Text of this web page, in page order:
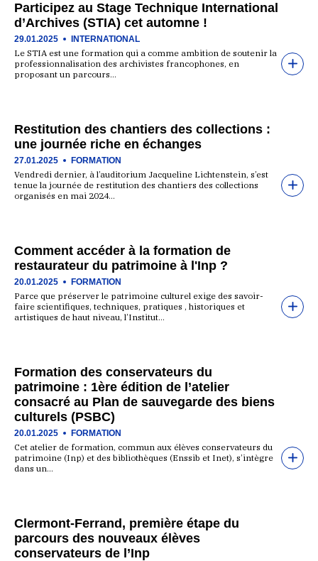
Participez au Stage Technique International
d’Archives (STIA) cet automne !
29.01.2025 INTERNATIONAL
Le STIA est une formation qui a comme ambition de soutenir la
professionnalisation des archivistes francophones, en
proposant un parcours…
Restitution des chantiers des collections :
une journée riche en échanges
27.01.2025 FORMATION
Vendredi dernier, à l’auditorium Jacqueline Lichtenstein, s’est
tenue la journée de restitution des chantiers des collections
organisés en mai 2024…
Comment accéder à la formation de
restaurateur du patrimoine à l'Inp ?
20.01.2025 FORMATION
Parce que préserver le patrimoine culturel exige des savoir-
faire scientifiques, techniques, pratiques , historiques et
artistiques de haut niveau, l’Institut…
Formation des conservateurs du
patrimoine : 1ère édition de l’atelier
consacré au Plan de sauvegarde des biens
culturels (PSBC)
20.01.2025 FORMATION
Cet atelier de formation, commun aux élèves conservateurs du
patrimoine (Inp) et des bibliothèques (Enssib et Inet), s’intègre
dans un…
Clermont-Ferrand, première étape du
parcours des nouveaux élèves
conservateurs de l’Inp